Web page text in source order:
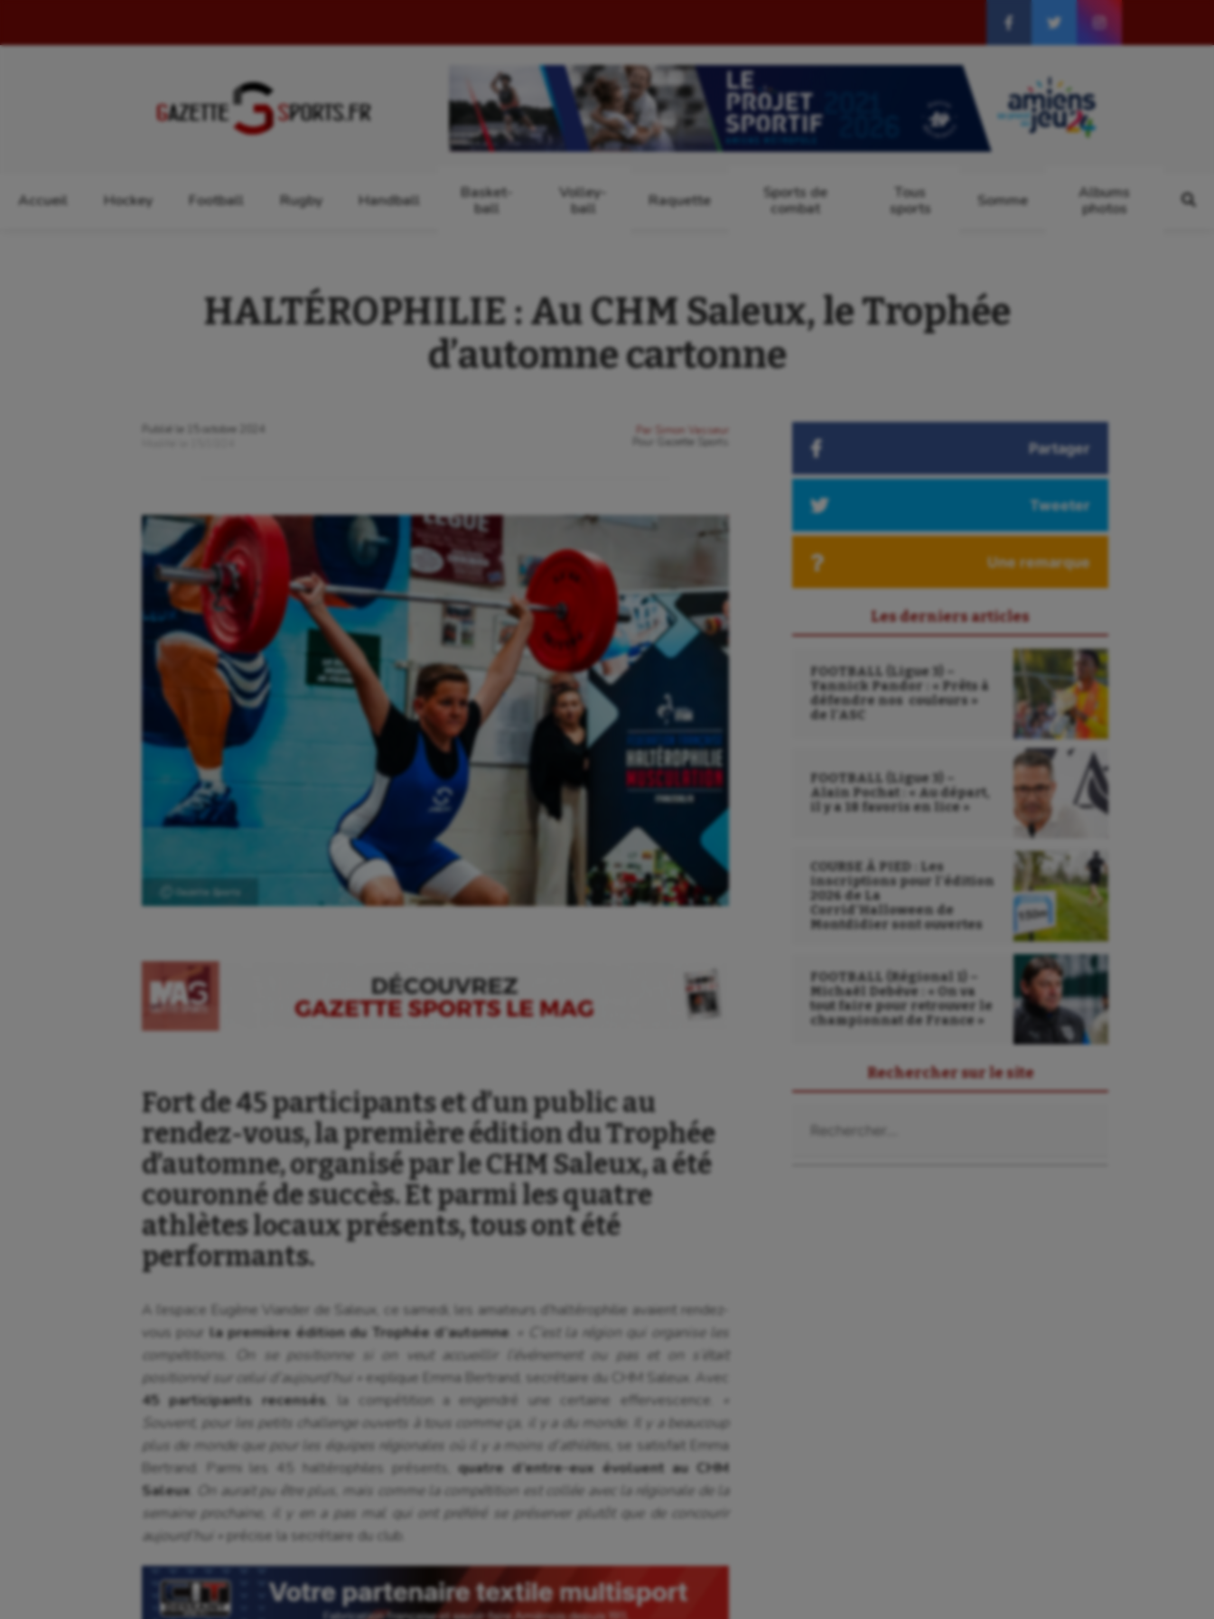
Accueil Hockey Football Rugby Handball
Basket-
ball
Volley-
ball
Raquette
Sports de
combat
Tous
sports
Somme
Albums
photos
HALTÉROPHILIE : Au CHM Saleux, le Trophée
d’automne cartonne
Publié le
15 octobre 2024
Par
Simon Vasseur
Gazette Sports
Ⓒ Gazette Sports
Fort de 45 participants et d’un public au
rendez-vous, la première édition du Trophée
d’automne, organisé par le CHM Saleux, a été
couronné de succès. Et parmi les quatre
athlètes locaux présents, tous ont été
performants.
A l’espace Eugène Viander de Saleux, ce samedi, les amateurs d’haltérophilie avaient rendez-
vous pour la première édition du Trophée d’automne
« C’est la région qui organise les
compétitions. On se positionne si on veut accueillir l’événement ou pas et on s’était
positionné sur celui d’aujourd’hui »
explique Emma Bertrand, secrétaire du CHM Saleux. Avec
45 participants recensés , la compétition a engendré une certaine effervescence.
Souvent, pour les petits challenge ouverts à tous comme ça, il y a du monde. Il y a beaucoup
plus de monde que pour les équipes régionales où il y a moins d’athlètes, se satisfait Emma
Bertrand. Parmi les 45 haltérophiles présents,quatre d’entre-eux évoluent au CHM
Saleux
On aurait pu être plus, mais comme la compétition est collée avec la régionale de la
semaine prochaine, il y en a pas mal qui ont préféré se préserver plutôt que de concourir
aujourd’hui » précise la secrétaire du club.
Partager
Tweeter
Une remarque
Les derniers articles
FOOTBALL (Ligue 3) –
Yannick Pandor : « Prêts à
défendre nos couleurs »
de l’ASC
FOOTBALL (Ligue 3) –
Alain Pochat : « Au départ,
il y a 18 favoris en lice »
COURSE À PIED : Les
inscriptions pour l’édition
2026 de La
Corrid’Halloween de
Montdidier sont ouvertes
FOOTBALL (Régional 1) –
Michaël Debève : « On va
tout faire pour retrouver le
championnat de France »
Rechercher sur le site